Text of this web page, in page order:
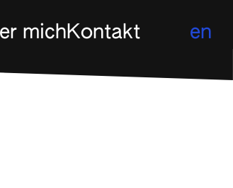
michKontakt en